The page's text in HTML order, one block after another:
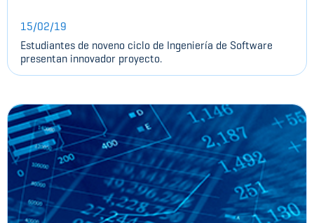
15/02/19
Estudiantes de noveno ciclo de Ingeniería de Software
presentan innovador proyecto.